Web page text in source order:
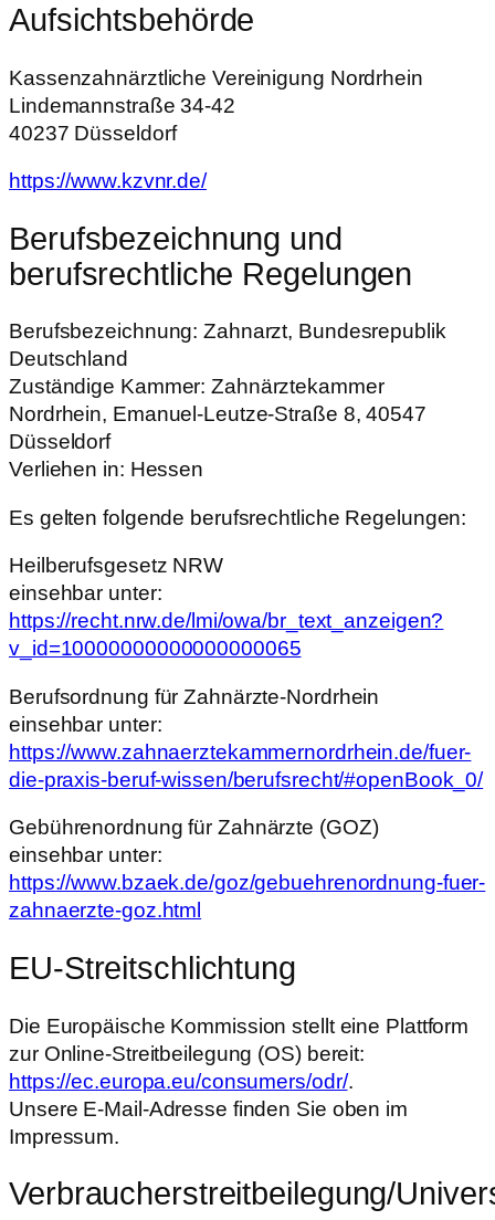
Aufsichtsbehörde
Kassenzahnärztliche Vereinigung Nordrhein
Lindemannstraße 34-42
40237 Düsseldorf
https://www.kzvnr.de/
Berufsbezeichnung und
berufsrechtliche Regelungen
Berufsbezeichnung: Zahnarzt, Bundesrepublik
Deutschland
Zuständige Kammer: Zahnärztekammer
Nordrhein, Emanuel-Leutze-Straße 8, 40547
Düsseldorf
Verliehen in: Hessen
Es gelten folgende berufsrechtliche Regelungen:
Heilberufsgesetz NRW
einsehbar unter:
https://recht.nrw.de/lmi/owa/br_text_anzeigen?
v_id=10000000000000000065
Berufsordnung für Zahnärzte-Nordrhein
einsehbar unter:
https://www.zahnaerztekammernordrhein.de/fuer-
die-praxis-beruf-wissen/berufsrecht/#openBook_0/
Gebührenordnung für Zahnärzte (GOZ)
einsehbar unter:
https://www.bzaek.de/goz/gebuehrenordnung-fuer-
zahnaerzte-goz.html
EU-Streitschlichtung
Die Europäische Kommission stellt eine Plattform
zur Online-Streitbeilegung (OS) bereit:
https://ec.europa.eu/consumers/odr/.
Unsere E-Mail-Adresse finden Sie oben im
Impressum.
Verbraucherstreitbeilegung/